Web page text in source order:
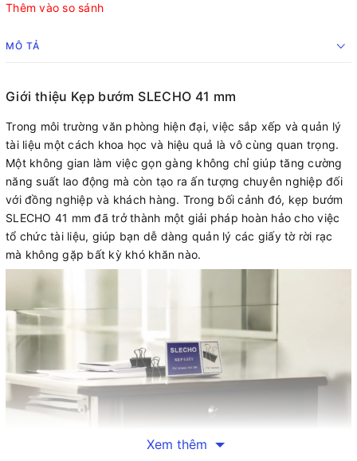
Thêm vào so sánh
MÔ TẢ
Giới thiệu Kẹp bướm SLECHO 41 mm
Trong môi trường văn phòng hiện đại, việc sắp xếp và quản lý
tài liệu một cách khoa học và hiệu quả là vô cùng quan trọng.
Một không gian làm việc gọn gàng không chỉ giúp tăng cường
năng suất lao động mà còn tạo ra ấn tượng chuyên nghiệp đối
với đồng nghiệp và khách hàng. Trong bối cảnh đó, kẹp bướm
SLECHO 41 mm đã trở thành một giải pháp hoàn hảo cho việc
tổ chức tài liệu, giúp bạn dễ dàng quản lý các giấy tờ rời rạc
mà không gặp bất kỳ khó khăn nào.
Xem thêm